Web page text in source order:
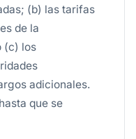
(b) las tarifas
de la
(c) los
adicionales.
que se